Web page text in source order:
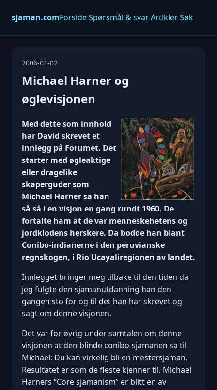
sjaman.comForsideSpørsmål & svarArtiklerSøk
2006-01-02
Michael Harner og
øglevisjonen
Med dette som innhold
har David skrevet et
innlegg på Forumet. Det
starter med øgleaktige
eller dragelike
skaperguder som
Michael Harner sa han
så så i en visjon en gang rundt 1960. De
fortalte ham at de var menneskehetens og
jordklodens herskere. Da bodde han blant
Conibo-indianerne i den peruvianske
regnskogen, i Rio Ucayaliregionen av landet.
Innlegget bringer meg tilbake til den tiden da
jeg fulgte den sjamanutdanning han den
gangen sto for og til det han har skrevet og
sagt om denne visjonen.
Det var for øvrig under samtalen om denne
visjonen at den blinde conibo-sjamanen sa til
Michael: Du kan virkelig bli en mestersjaman.
Resultatet er som de fleste kjenner til. Michael
Harners “Core sjamanism” er blitt en av